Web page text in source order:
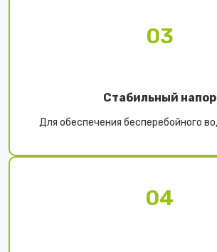
03
Стабильный напор
Для обеспечения бесперебойного
04